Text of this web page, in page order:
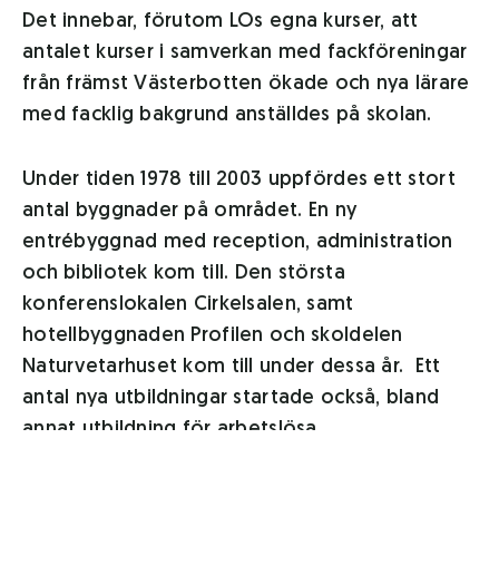
Det innebar, förutom LOs egna kurser, att
antalet kurser i samverkan med fackföreningar
från främst Västerbotten ökade och nya lärare
med facklig bakgrund anställdes på skolan.
Under tiden 1978 till 2003 uppfördes ett stort
antal byggnader på området. En ny
entrébyggnad med reception, administration
och bibliotek kom till. Den största
konferenslokalen Cirkelsalen, samt
hotellbyggnaden Profilen och skoldelen
Naturvetarhuset kom till under dessa år. Ett
antal nya utbildningar startade också, bland
annat utbildning för arbetslösa,